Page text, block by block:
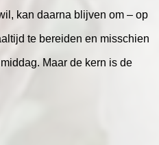
kan daarna blijven om – op
te bereiden en misschien
Maar de kern is de